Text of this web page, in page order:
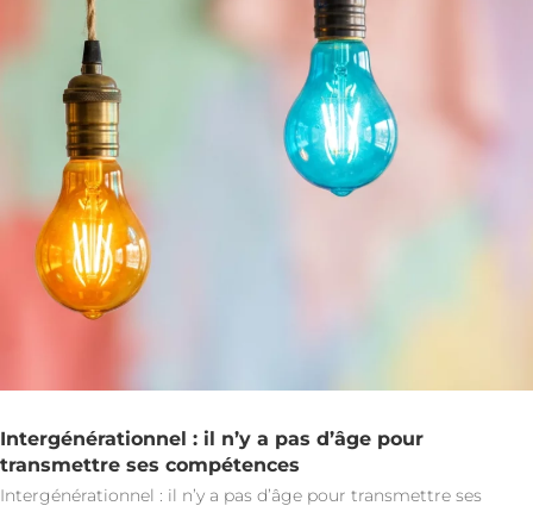
Intergénérationnel : il n’y a pas d’âge pour
transmettre ses compétences
Intergénérationnel : il n’y a pas d’âge pour transmettre ses